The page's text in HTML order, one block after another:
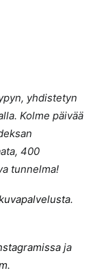
yhdistetyn
Kolme päivää
400
tunnelma!
.
ja
.